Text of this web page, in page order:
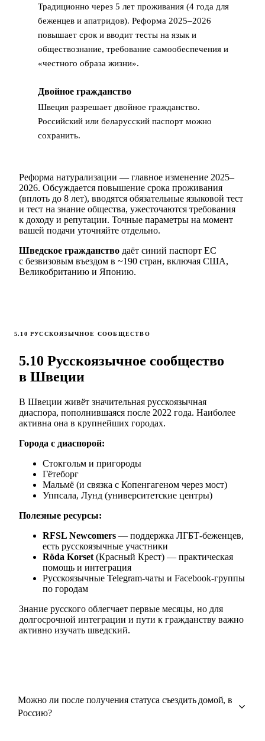
Традиционно через 5 лет проживания (4 года для
беженцев и апатридов). Реформа 2025–2026
повышает срок и вводит тесты на язык и
обществознание, требование самообеспечения и
«честного образа жизни».
Двойное гражданство
Швеция разрешает двойное гражданство.
Российский или беларусский паспорт можно
сохранить.
Реформа натурализации — главное изменение 2025–
2026. Обсуждается повышение срока проживания
(вплоть до 8 лет), вводятся обязательные языковой тест
и тест на знание общества, ужесточаются требования
к доходу и репутации. Точные параметры на момент
вашей подачи уточняйте отдельно.
Шведское гражданство даёт синий паспорт ЕС
с безвизовым въездом в ~190 стран, включая США,
Великобританию и Японию.
5.10 РУССКОЯЗЫЧНОЕ СООБЩЕСТВО
5.10 Русскоязычное сообщество
в Швеции
В Швеции живёт значительная русскоязычная
диаспора, пополнившаяся после 2022 года. Наиболее
активна она в крупнейших городах.
Города с диаспорой:
Стокгольм и пригороды
Гётеборг
Мальмё (и связка с Копенгагеном через мост)
Уппсала, Лунд (университетские центры)
Полезные ресурсы:
RFSL Newcomers — поддержка ЛГБТ-беженцев,
есть русскоязычные участники
Röda Korset (Красный Крест) — практическая
помощь и интеграция
Русскоязычные Telegram-чаты и Facebook-группы
по городам
Знание русского облегчает первые месяцы, но для
долгосрочной интеграции и пути к гражданству важно
активно изучать шведский.
Можно ли после получения статуса съездить домой, в
Россию?